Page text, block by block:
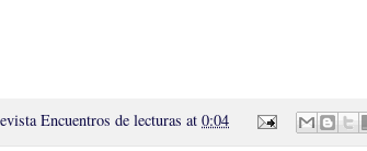
Encuentros de lecturas at 0:04